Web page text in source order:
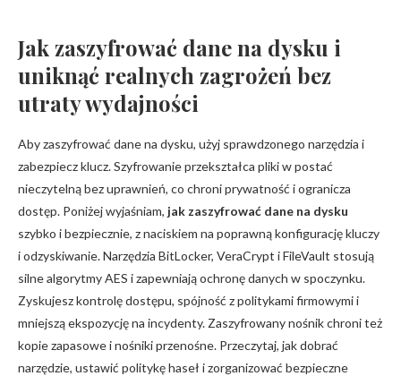
Jak zaszyfrować dane na dysku i
uniknąć realnych zagrożeń bez
utraty wydajności
Aby zaszyfrować dane na dysku, użyj sprawdzonego narzędzia i
zabezpiecz klucz. Szyfrowanie przekształca pliki w postać
nieczytelną bez uprawnień, co chroni prywatność i ogranicza
dostęp. Poniżej wyjaśniam, jak zaszyfrować dane na dysku
szybko i bezpiecznie, z naciskiem na poprawną konfigurację kluczy
i odzyskiwanie. Narzędzia BitLocker, VeraCrypt i FileVault stosują
silne algorytmy AES i zapewniają ochronę danych w spoczynku.
Zyskujesz kontrolę dostępu, spójność z politykami firmowymi i
mniejszą ekspozycję na incydenty. Zaszyfrowany nośnik chroni też
kopie zapasowe i nośniki przenośne. Przeczytaj, jak dobrać
narzędzie, ustawić politykę haseł i zorganizować bezpieczne